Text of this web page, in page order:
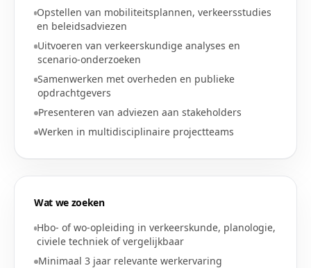
Opstellen van mobiliteitsplannen, verkeersstudies
en beleidsadviezen
Uitvoeren van verkeerskundige analyses en
scenario-onderzoeken
Samenwerken met overheden en publieke
opdrachtgevers
Presenteren van adviezen aan stakeholders
Werken in multidisciplinaire projectteams
Wat we zoeken
Hbo- of wo-opleiding in verkeerskunde, planologie,
civiele techniek of vergelijkbaar
Minimaal 3 jaar relevante werkervaring